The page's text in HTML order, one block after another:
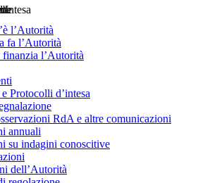
l’Autorità
fa l’Autorità
finanzia l’Autorità
Protocolli d’intesa
RdA e altre comunicazioni
annuali
su indagini conoscitive
dell’Autorità